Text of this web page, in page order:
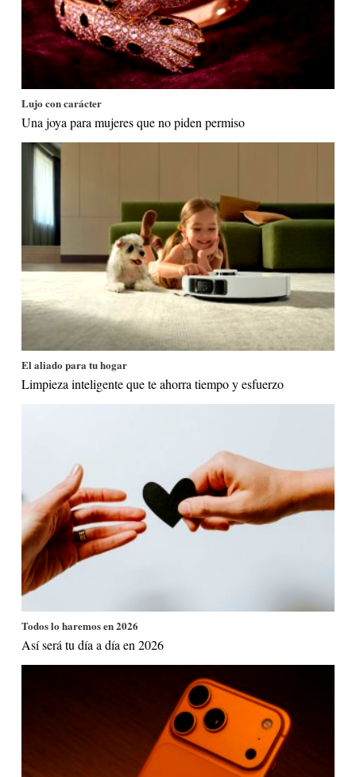
Lujo con carácter
Una joya para mujeres que no piden permiso
El aliado para tu hogar
Limpieza inteligente que te ahorra tiempo y esfuerzo
Todos lo haremos en 2026
Así será tu día a día en 2026